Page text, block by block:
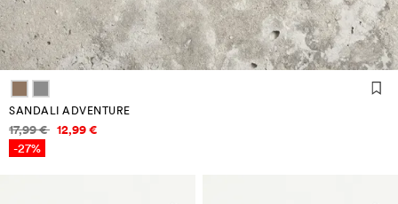
SANDALI ADVENTURE
Informazioni sui prezzi
17,99 € 12,99 €
-27%